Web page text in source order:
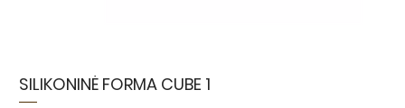
SILIKONINĖ FORMA CUBE 1